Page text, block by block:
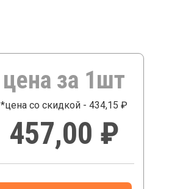
цена за 1шт
*цена со скидкой - 434,15 ₽
457,00 ₽